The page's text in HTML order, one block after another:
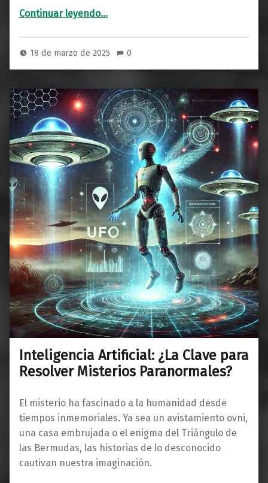
Continuar leyendo…
18 de marzo de 2025 0
Inteligencia Artificial: ¿La Clave para
Resolver Misterios Paranormales?
El misterio ha fascinado a la humanidad desde
tiempos inmemoriales. Ya sea un avistamiento ovni,
una casa embrujada o el enigma del Triángulo de
las Bermudas, las historias de lo desconocido
cautivan nuestra imaginación.